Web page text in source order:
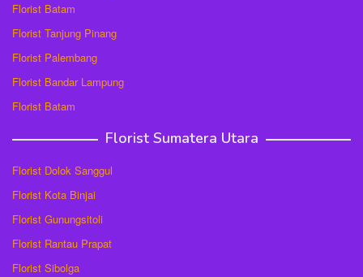
Florist Batam
Florist Tanjung Pinang
Florist Palembang
Florist Bandar Lampung
Florist Batam
Florist Sumatera Utara
Florist Dolok Sanggul
Florist Kota Binjai
Florist Gunungsitoli
Florist Rantau Prapat
Florist Sibolga